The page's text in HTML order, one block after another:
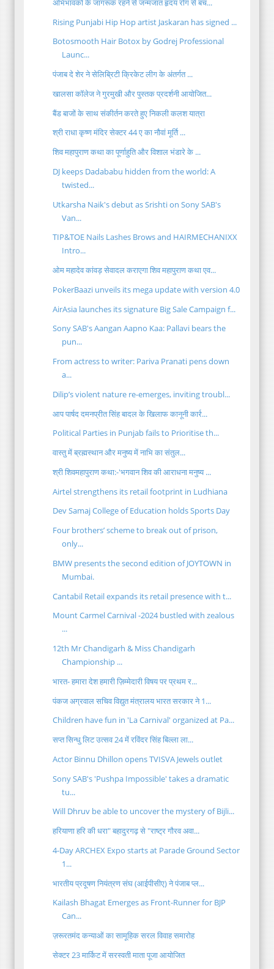
अभिभावकों के जागरूक रहने से जन्मजात हृदय रोग से बच...
Rising Punjabi Hip Hop artist Jaskaran has signed ...
Botosmooth Hair Botox by Godrej Professional
Launc...
पंजाब दे शेर ने सेलिब्रिटी क्रिकेट लीग के अंतर्गत ...
खालसा काॅलेज ने गुरमुखी और पुस्तक प्रदर्शनी आयोजित...
बैंड बाजों के साथ संकीर्तन करते हुए निकली कलश यात्रा
श्री राधा कृष्ण मंदिर सेक्टर 44 ए का नौवां मूर्ति ...
शिव महापुराण कथा का पूर्णाहुति और विशाल भंडारे के ...
DJ keeps Dadababu hidden from the world: A
twisted...
Utkarsha Naik's debut as Srishti on Sony SAB's
Van...
TIP&TOE Nails Lashes Brows and HAIRMECHANIXX
Intro...
ओम महादेव कांवड़ सेवादल कराएगा शिव महापुराण कथा एव...
PokerBaazi unveils its mega update with version 4.0
AirAsia launches its signature Big Sale Campaign f...
Sony SAB's Aangan Aapno Kaa: Pallavi bears the
pun...
From actress to writer: Pariva Pranati pens down
a...
Dilip’s violent nature re-emerges, inviting troubl...
आप पार्षद दमनप्रीत सिंह बादल के खिलाफ कानूनी कार्र...
Political Parties in Punjab fails to Prioritise th...
वास्तु में ब्रह्मस्थान और मनुष्य में नाभि का संतुल...
श्री शिवमहापुराण कथा:-'भगवान शिव की आराधना मनुष्य ...
Airtel strengthens its retail footprint in Ludhiana
Dev Samaj College of Education holds Sports Day
Four brothers’ scheme to break out of prison,
only...
BMW presents the second edition of JOYTOWN in
Mumbai.
Cantabil Retail expands its retail presence with t...
Mount Carmel Carnival -2024 bustled with zealous
...
12th Mr Chandigarh & Miss Chandigarh
Championship ...
भारत- हमारा देश हमारी ज़िम्मेदारी विषय पर प्रथम र...
पंकज अग्रवाल सचिव विद्युत मंत्रालय भारत सरकार ने 1...
Children have fun in 'La Carnival' organized at Pa...
सप्त सिन्धु लिट उत्सव 24 में रविंदर सिंह बिल्ला ला...
Actor Binnu Dhillon opens TVISVA Jewels outlet
Sony SAB's 'Pushpa Impossible' takes a dramatic
tu...
Will Dhruv be able to uncover the mystery of Bijli...
हरियाणा हरि की धरा" बहादुरगढ़ से "राष्ट्र गौरव अवा...
4-Day ARCHEX Expo starts at Parade Ground Sector
1...
भारतीय प्रदूषण नियंत्रण संघ (आईपीसीए) ने पंजाब प्ल...
Kailash Bhagat Emerges as Front-Runner for BJP
Can...
ज़रूरतमंद कन्याओं का सामूहिक सरल विवाह समारोह
सेक्टर 23 मार्किट में सरस्वती माता पूजा आयोजित